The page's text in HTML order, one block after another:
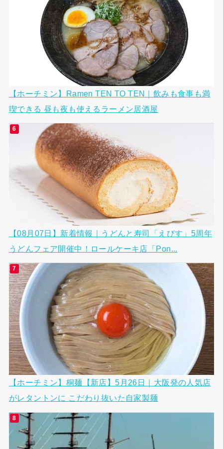
【ホーチミン】Ramen TEN TO TEN｜飲みも食事も満
喫できる 昼も夜も使えるラーメン居酒屋
【08月07日】新着情報｜うどんと寿司「えびす」5周年
うどんフェア開催中！ロールケーキ店「Pon...
【ホーチミン】桐麺【新店】5月26日｜大阪発の人気店
がレタントンに こだわり抜いた自家製麺